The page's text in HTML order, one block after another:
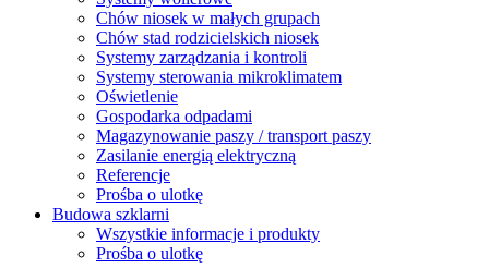
Chów niosek w małych grupach
Chów stad rodzicielskich niosek
Systemy zarządzania i kontroli
Systemy sterowania mikroklimatem
Oświetlenie
Gospodarka odpadami
Magazynowanie paszy / transport paszy
Zasilanie energią elektryczną
Referencje
Prośba o ulotkę
Budowa szklarni
Wszystkie informacje i produkty
Prośba o ulotkę